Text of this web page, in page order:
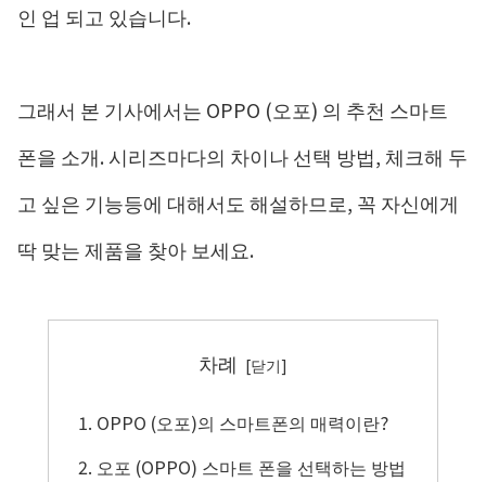
인 업 되고 있습니다.
그래서 본 기사에서는 OPPO (오포) 의 추천 스마트
폰을 소개. 시리즈마다의 차이나 선택 방법, 체크해 두
고 싶은 기능등에 대해서도 해설하므로, 꼭 자신에게
딱 맞는 제품을 찾아 보세요.
차례
OPPO (오포)의 스마트폰의 매력이란?
오포 (OPPO) 스마트 폰을 선택하는 방법